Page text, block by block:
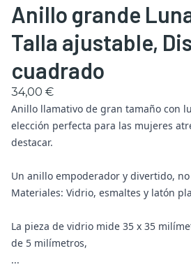
Anillo grande
Talla ajustable,
cuadrado
34,00 €
Anillo llamativo de gran tamaño con
elección perfecta para las mujeres
destacar.
Un anillo empoderador y divertido,
Materiales: Vidrio, esmaltes y latón
La pieza de vidrio mide 35 x 35
de 5 milímetros,
...